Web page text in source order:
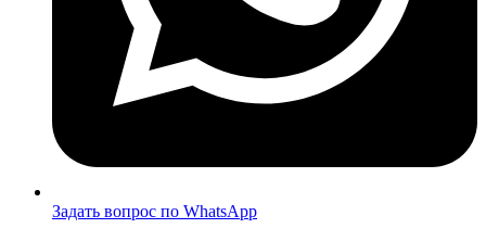
Задать вопрос по WhatsApp